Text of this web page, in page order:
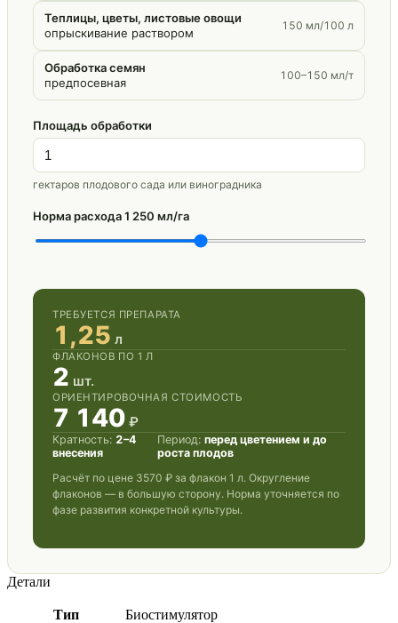
Теплицы, цветы, листовые овощи
опрыскивание раствором
150 мл/100 л
Обработка семян
предпосевная
100–150 мл/т
Площадь обработки
гектаров плодового сада или виноградника
Норма расхода1 250 мл/га
ТРЕБУЕТСЯ ПРЕПАРАТА
1,25 л
ФЛАКОНОВ ПО 1 Л
2 шт.
ОРИЕНТИРОВОЧНАЯ СТОИМОСТЬ
7 140 ₽
Кратность: 2–4
внесения
Период: перед цветением и до
роста плодов
Расчёт по цене 3570 ₽ за флакон 1 л. Округление
флаконов — в большую сторону. Норма уточняется по
фазе развития конкретной культуры.
Детали
Тип Биостимулятор